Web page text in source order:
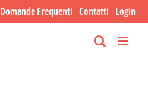
Domande Frequenti Contatti Login